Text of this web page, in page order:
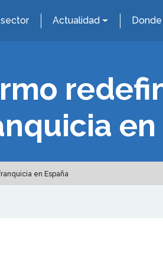
sector Actualidad
en
en España